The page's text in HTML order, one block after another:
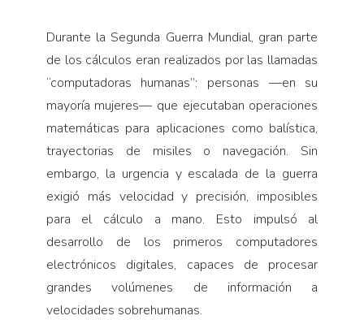
Durante la Segunda Guerra Mundial, gran parte
de los cálculos eran realizados por las llamadas
“computadoras humanas”: personas —en su
mayoría mujeres— que ejecutaban operaciones
matemáticas para aplicaciones como balística,
trayectorias de misiles o navegación. Sin
embargo, la urgencia y escalada de la guerra
exigió más velocidad y precisión, imposibles
para el cálculo a mano. Esto impulsó al
desarrollo de los primeros computadores
electrónicos digitales, capaces de procesar
grandes volúmenes de información a
velocidades sobrehumanas.